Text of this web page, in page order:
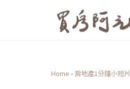
Home - 房地產1分鐘小短片